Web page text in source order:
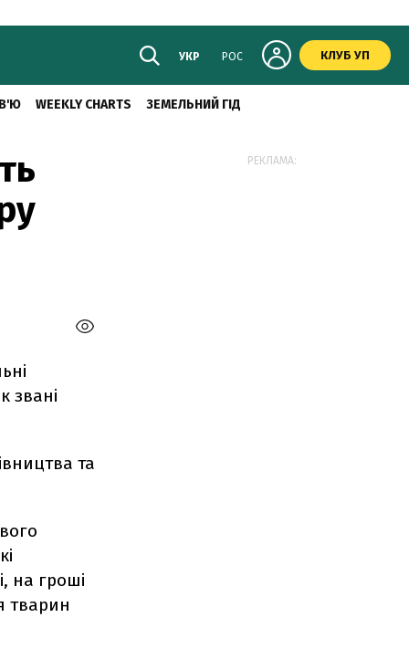
УКР РОС КЛУБ УП
WEEKLY CHARTS ЗЕМЕЛЬНИЙ ГІД
звані
та
на гроші
тварин
РЕКЛАМА: